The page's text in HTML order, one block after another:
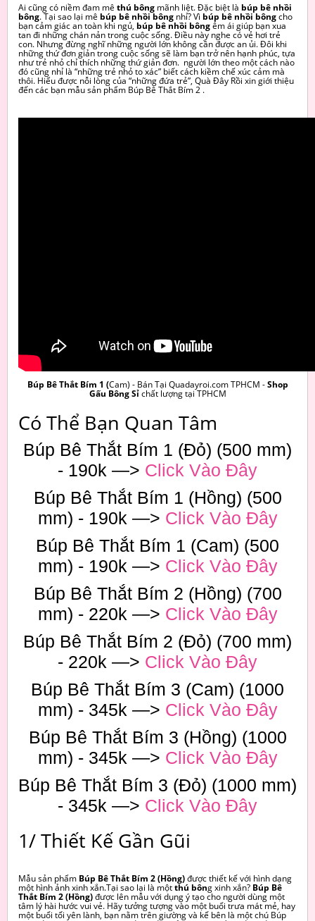
Ai cũng có niềm đam mê thú bông mãnh liệt. Đặc biệt là búp bê nhồi
bông. Tại sao lại mê búp bê nhồi bông nhỉ? Vì búp bê nhồi bôngcho
bạn cảm giác an toàn khi ngủ, búp bê nhồi bôngêm ái giúp bạn xua
tan đi những chán nản trong cuộc sống. Điều này nghe có vẻ hơi trẻ
con. Nhưng đừng nghĩ những người lớn không cần được an ủi. Đôi khi
những thứ đơn giản trong cuộc sống sẽ làm bạn trở nên hạnh phúc, tựa
như trẻ nhỏ chỉ thích những thứ giản đơn. người lớn theo một cách nào
đó cũng nhỉ là “những trẻ nhỏ to xác” biết cách kiềm chế xúc cảm mà
thôi. Hiểu được nỗi lòng của “những đứa trẻ”, Quà Đây Rồi xin giới thiệu
đến các bạn mẫu sản phẩm Búp Bê Thắt Bím 2 .
Búp Bê Thắt Bím 1 (Cam) - Bán Tại Quadayroi.com TPHCM -Shop
Gấu Bông Sỉchất lượng tại TPHCM
Có Thể Bạn Quan Tâm
Búp Bê Thắt Bím 1 (Đỏ) (500 mm)
- 190k —> Click Vào Đây
Búp Bê Thắt Bím 1 (Hồng) (500
mm) - 190k —> Click Vào Đây
Búp Bê Thắt Bím 1 (Cam) (500
mm) - 190k —> Click Vào Đây
Búp Bê Thắt Bím 2 (Hồng) (700
mm) - 220k —> Click Vào Đây
Búp Bê Thắt Bím 2 (Đỏ) (700 mm)
- 220k —> Click Vào Đây
Búp Bê Thắt Bím 3 (Cam) (1000
mm) - 345k —> Click Vào Đây
Búp Bê Thắt Bím 3 (Hồng) (1000
mm) - 345k —> Click Vào Đây
Búp Bê Thắt Bím 3 (Đỏ) (1000 mm)
- 345k —> Click Vào Đây
1/ Thiết Kế Gần Gũi
Mẫu sản phẩm Búp Bê Thắt Bím 2 (Hồng)được thiết kế với hình dạng
một hình ảnh xinh xắn.Tại sao lại là mộtthú bông xinh xắn? Búp Bê
Thắt Bím 2 (Hồng)được lên mẫu với dụng ý tạo cho người dùng một
tâm lý hài hước vui vẻ. Hãy tưởng tượng vào một buổi trưa mát mẻ, hay
một buổi tối yên lành, bạn nằm trên giường và kế bên là một chú Búp